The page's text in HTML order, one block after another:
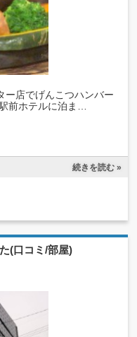
ー店でげんこつハンバー
前ホテルに泊ま…
続きを読む »
(口コミ/部屋)